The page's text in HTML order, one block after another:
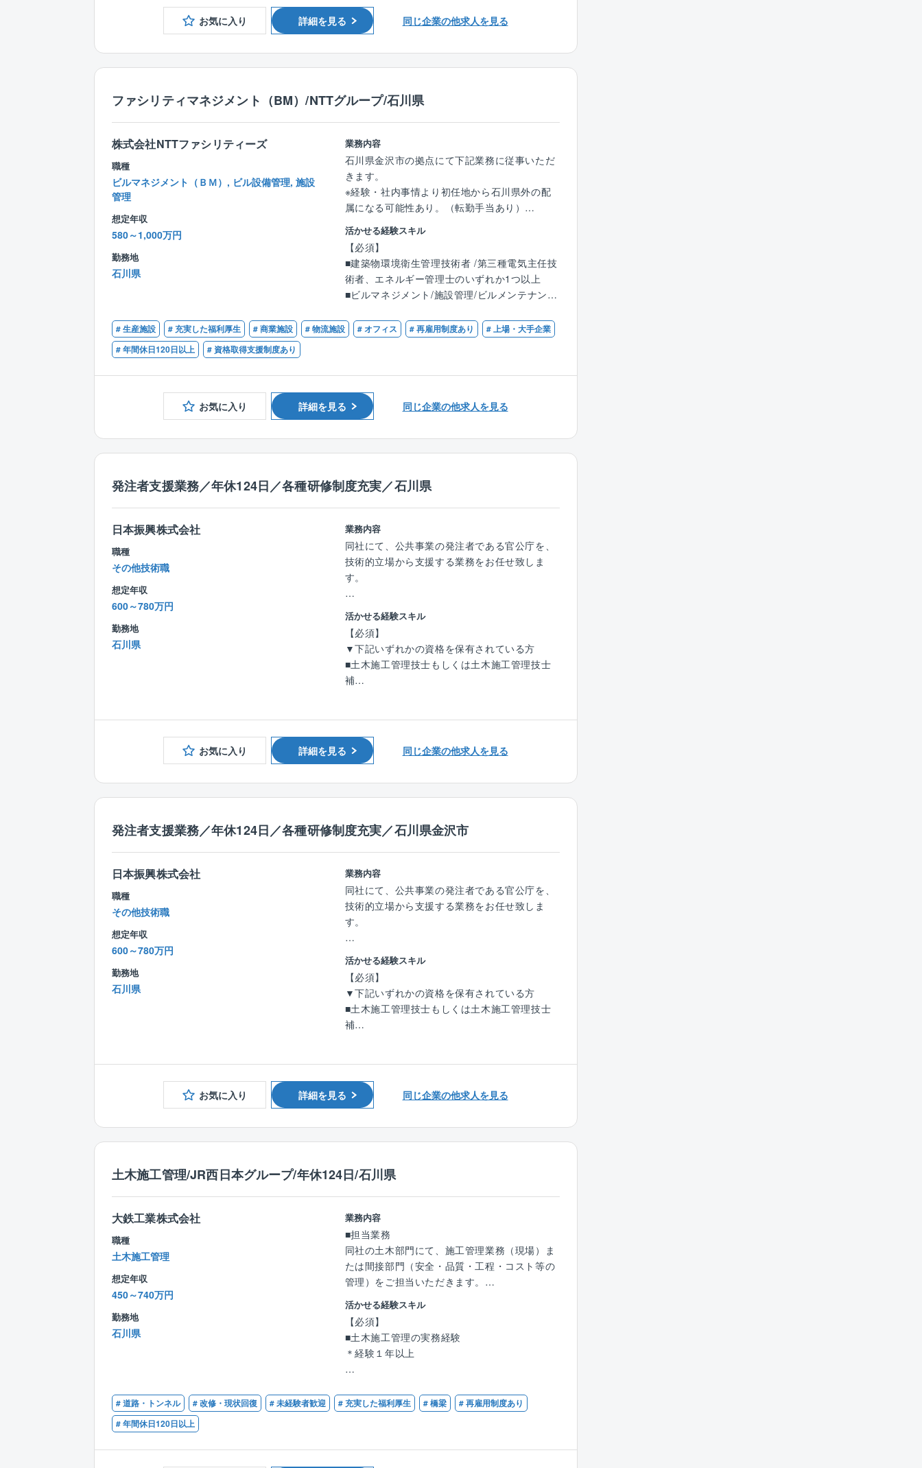
同社では住宅引き渡し10年後、保証延長を行う
かどうかの確認を行っており、延長される場合
だき、最適な補償工事をご提案する営業となり
ます。
■業務詳細：
基本タマホーム株式会社で住宅を購入された方
へのアプローチとなりますので、すべて既存の
お客様となり基本的に関係性が良い方が多いで
す。
リフォーム工事のご提案となり、一部、店舗へ
新規来場したお客様を対応する場合もありま
す。
月に3～4件のアプローチを行います。※支店ご
とに変動
■働き方：
です。
■稼いでいる方の例：
＋歩合＋賞与＋残業代）
７年目 係長／年収1,035万円（月収30.8万円
３年目 主任／年収921万円（月収29.6万円＋
歩合＋賞与＋残業代）
２年目 主任／年収862万円（月収29.5万円＋
歩合＋賞与＋残業代）
■福利厚生：
住宅手当、子ども同伴勤務制度、半日/時間単位
有給休暇制度など福利厚生の充実度向上を図
り、従業員が健康で安心して働ける環境の整備
への取り組みをより一層積極的、継続的に推進
してまいります。
■同社について：
注文住宅事業を中核として、戸建分譲事業、リ
フォーム事業、集合住宅事業、マンション事
をお持ちの方
お気に入り 詳細を見る 同じ企業の他求人を見る
ファシリティマネジメント（BM）/NTTグループ/石川県
株式会社NTTファシリティーズ
職種
ビルマネジメント（ＢＭ）, ビル設備管理, 施設
管理
想定年収
580～1,000万円
勤務地
石川県
業務内容
石川県金沢市の拠点にて下記業務に従事いただ
きます。
※経験・社内事情より初任地から石川県外の配
属になる可能性あり。（転勤手当あり）
NTTグループや一般企業のオフィスビルなどの
建物維持管理業務/コンサル業務の実施、統括管
理や設備管理業務を担当いただきます。
【具体的には】
■お客様事業を理解し経営課題に関するファシ
■入居テナント対応
■協力会社対応
に繋がる企画立案/実行
■デジタルトランスフォーメーション等、業務
運用の改善に向けた企画/施策立案/運用の実施
【充実した働き方】
■フレックスタイム制度：導入有※配属組織によ
り、利用状況は異なります。
ワークを推進しています。
ご自宅もしくはサテライトオフィスでの業務
実施も可能です。
■同社の特徴：
築」「保守/維持管理」の技術を最大限活用し社
会に新たなソリューションを提供し続けていま
のが同社の強みです。
◇充実の福利厚生・安定した事業基盤が魅力の
NTTグループ◇
総資産21兆円、連結子会社900社、従業員数28
万人を超えるNTTグループの一員であり、9500
棟超の管理物件を有し国内外におけるグループ
格支援制度など長期に渡り就業できる環境が整
っております。
活かせる経験スキル
【必須】
■建築物環境衛生管理技術者 /第三種電気主任技
術者、エネルギー管理士のいずれか1つ以上
■ビルマネジメント/施設管理/ビルメンテナンス
■大規模ビルでのマネジメント経験や設備管理
業務の現場(副)責任者経験を有する方
■大型施設での所長クラスのご経験
# 生産施設 # 充実した福利厚生 # 商業施設 # 物流施設 # オフィス # 再雇用制度あり
# 上場・大手企業
# 年間休日120日以上
# 資格取得支援制度あり
お気に入り 詳細を見る 同じ企業の他求人を見る
発注者支援業務／年休124日／各種研修制度充実／石川県
日本振興株式会社
職種
その他技術職
想定年収
600～780万円
勤務地
石川県
業務内容
同社にて、公共事業の発注者である官公庁を、
技術的立場から支援する業務をお任せ致しま
す。
＜具体的には＞
（1）資料作成・整理
事業に関する各種資料（予算・調査・設計条
件・工事発注資料等）の作成・取りまとめ支援
（2）積算支援
工事予定価格算出のため、現地調査、図面・数
（3）工事監督支援
工事図面・施工状況の確認、関係機関との調整
資料作成、段階確認、変更対応、完了検査立会
等の支援
※ご経験に応じてお任せ致します。
【人員構成】
【業務の特徴】
■発注者側の立場で事業全体を俯瞰できる
■設計、積算、施工管理経験を幅広く活かせる
■無理な出張の少ない、地域密着型の働き方
【働き方について】
（1） 官公庁案件中心だからこその「安定した
働き方」
■土日祝休み、残業月平均30時間
■急な方針転換や過度な納期逼迫が起きにくい
■景気変動の影響を受けにくく、安定した就業
環境
境
■公共性の高い仕事でありながら、「無理のな
■業務過多にならないよう、組織的に業務を分
■プライベートとの両立を意識した働き方が可
能
【社風/文化について】
技術者一人ひとりの専門性を尊重し、長期的な
育成を重視。中途入社者も多く、施工管理経験
者が多数活躍しています。
【同社について】
官公庁向けインフラ事業において長年の実績と
信頼を築き、業界を代表する存在として社会基
活かせる経験スキル
【必須】
▼下記いずれかの資格を保有されている方
■土木施工管理技士もしくは土木施工管理技士
補
お気に入り 詳細を見る 同じ企業の他求人を見る
発注者支援業務／年休124日／各種研修制度充実／石川県金沢市
日本振興株式会社
職種
その他技術職
想定年収
600～780万円
勤務地
石川県
業務内容
同社にて、公共事業の発注者である官公庁を、
技術的立場から支援する業務をお任せ致しま
す。
＜具体的には＞
（1）資料作成・整理
事業に関する各種資料（予算・調査・設計条
件・工事発注資料等）の作成・取りまとめ支援
（2）積算支援
工事予定価格算出のため、現地調査、図面・数
（3）工事監督支援
工事図面・施工状況の確認、関係機関との調整
資料作成、段階確認、変更対応、完了検査立会
等の支援
※ご経験に応じてお任せ致します。
【人員構成】
【業務の特徴】
■発注者側の立場で事業全体を俯瞰できる
■設計、積算、施工管理経験を幅広く活かせる
■無理な出張の少ない、地域密着型の働き方
【働き方について】
（1） 官公庁案件中心だからこその「安定した
働き方」
■土日祝休み、残業月平均30時間
した働き方が可能
■景気変動の影響を受けにくく、安定した就業
活かせる経験スキル
【必須】
▼下記いずれかの資格を保有されている方
■土木施工管理技士もしくは土木施工管理技士
補
お気に入り 詳細を見る 同じ企業の他求人を見る
土木施工管理/JR西日本グループ/年休124日/石川県
大鉄工業株式会社
職種
土木施工管理
想定年収
450～740万円
勤務地
石川県
業務内容
■担当業務
同社の土木部門にて、施工管理業務（現場）ま
たは間接部門（安全・品質・工程・コスト等の
管理）をご担当いただきます。
■工事内容
・エリア：近畿地方が大半※関西・北陸エリア
の順に多い
・鉄道関連工事：建設工事（線路交差工事、高
架橋、新駅等）
・メンテナンス工事
（耐震補強、老朽化対策（鋼・鉄筋コンクリー
活かせる経験スキル
【必須】
■土木施工管理の実務経験
＊経験１年以上
■1級もしくは2級土木施工管理技士
■土木系の学科を卒業された方
# 道路・トンネル # 改修・現状回復 # 未経験者歓迎 # 充実した福利厚生 # 橋梁
# 再雇用制度あり
# 年間休日120日以上